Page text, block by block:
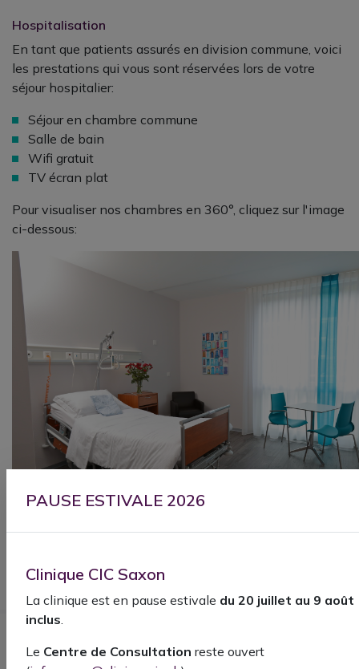
Hospitalisation
En tant que patients assurés en division commune, voici
les prestations qui vous sont réservées lors de votre
séjour hospitalier:
Séjour en chambre commune
Salle de bain
Wifi gratuit
TV écran plat
Pour visualiser nos chambres en 360°, cliquez sur l'image
ci-dessous:
PAUSE ESTIVALE 2026
Clinique CIC Saxon
La clinique est en pause estivale du 20 juillet au 9 août
inclus
Le Centre de Consultation reste ouvert